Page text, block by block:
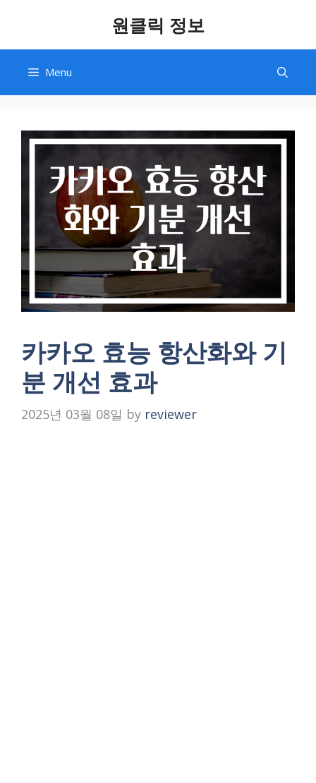
content
원클릭 정보
Menu
카카오 효능 항산화와 기
분 개선 효과
2025년 03월 08일 by reviewer